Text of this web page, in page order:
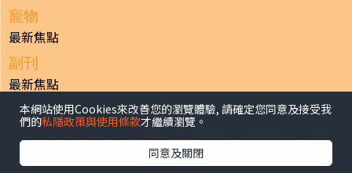
寵物
最新焦點
副刊
最新焦點
日報
揭頁版 港聞 財經/地產 中國/國際
生活副刊
體育 專題/人物
本網站使用Cookies來改善您的瀏覽體驗, 請確定您同意及接受我
們的私隱政策與使用條款才繼續瀏覽。
同意及關閉